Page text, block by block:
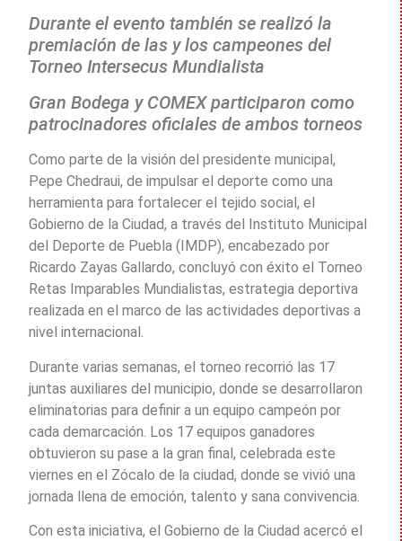
Durante el evento también se realizó la
premiación de las y los campeones del
Torneo Intersecus Mundialista
Gran Bodega y COMEX participaron como
patrocinadores oficiales de ambos torneos
Como parte de la visión del presidente municipal,
Pepe Chedraui, de impulsar el deporte como una
herramienta para fortalecer el tejido social, el
Gobierno de la Ciudad, a través del Instituto Municipal
del Deporte de Puebla (IMDP), encabezado por
Ricardo Zayas Gallardo, concluyó con éxito el Torneo
Retas Imparables Mundialistas, estrategia deportiva
realizada en el marco de las actividades deportivas a
nivel internacional.
Durante varias semanas, el torneo recorrió las 17
juntas auxiliares del municipio, donde se desarrollaron
eliminatorias para definir a un equipo campeón por
cada demarcación. Los 17 equipos ganadores
obtuvieron su pase a la gran final, celebrada este
viernes en el Zócalo de la ciudad, donde se vivió una
jornada llena de emoción, talento y sana convivencia.
Con esta iniciativa, el Gobierno de la Ciudad acercó el